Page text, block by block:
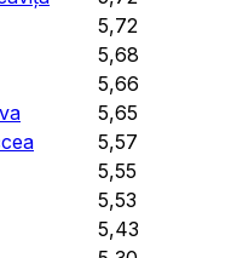
5,72
5,68
5,66
5,65
5,57
5,55
5,53
5,43